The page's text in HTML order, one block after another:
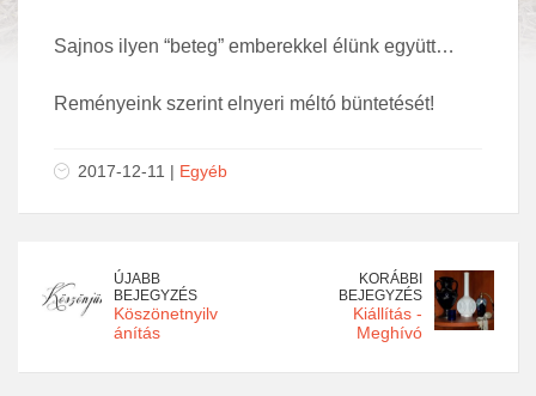
Sajnos ilyen “beteg” emberekkel élünk együtt…
Reményeink szerint elnyeri méltó büntetését!
2017-12-11 | Egyéb
ÚJABB
BEJEGYZÉS
Köszönetnyilv
ánítás
KORÁBBI
BEJEGYZÉS
Kiállítás -
Meghívó